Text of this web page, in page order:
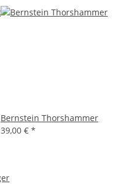
Bernstein Thorshammer
39,00 € *